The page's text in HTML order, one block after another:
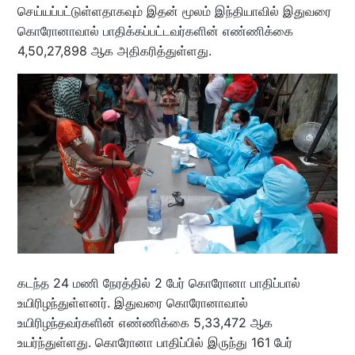
செய்யப்பட்டுள்ளதாகவும் இதன் மூலம் இந்தியாவில் இதுவரை
கொரோனாவால் பாதிக்கப்பட்டவர்களின் எண்ணிக்கை
4,50,27,898 ஆக அதிகரித்துள்ளது.
கடந்த 24 மணி நேரத்தில் 2 பேர் கொரோனா பாதிப்பால்
உயிரிழந்துள்ளனர். இதுவரை கொரோனாவால்
உயிரிழந்தவர்களின் எண்ணிக்கை 5,33,472 ஆக
உயர்ந்துள்ளது. கொரோனா பாதிப்பில் இருந்து 161 பேர்